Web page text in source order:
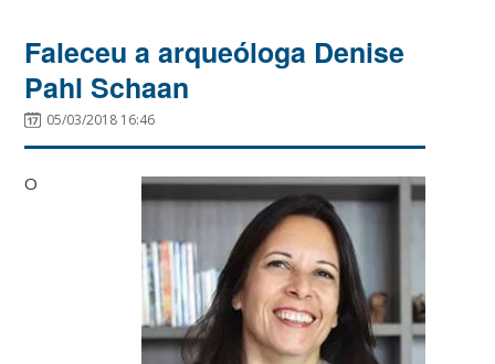
Faleceu a arqueóloga Denise
Pahl Schaan
05/03/2018 16:46
O